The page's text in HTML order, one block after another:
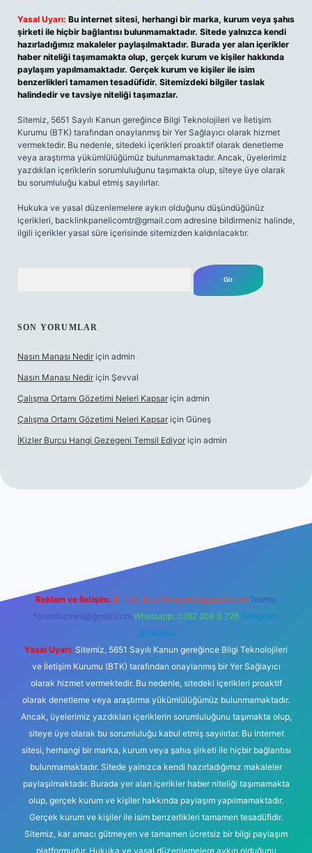
Yasal Uyarı: Bu internet sitesi, herhangi bir marka, kurum veya şahıs
şirketi ile hiçbir bağlantısı bulunmamaktadır. Sitede yalnızca kendi
hazırladığımız makaleler paylaşılmaktadır. Burada yer alan içerikler
haber niteliği taşımamakta olup, gerçek kurum ve kişiler hakkında
paylaşım yapılmamaktadır. Gerçek kurum ve kişiler ile isim
benzerlikleri tamamen tesadüfidir. Sitemizdeki bilgiler taslak
halindedir ve tavsiye niteliği taşımazlar.
Sitemiz, 5651 Sayılı Kanun gereğince Bilgi Teknolojileri ve İletişim
Kurumu (BTK) tarafından onaylanmış bir Yer Sağlayıcı olarak hizmet
vermektedir. Bu nedenle, sitedeki içerikleri proaktif olarak denetleme
veya araştırma yükümlülüğümüz bulunmamaktadır. Ancak, üyelerimiz
yazdıkları içeriklerin sorumluluğunu taşımakta olup, siteye üye olarak
bu sorumluluğu kabul etmiş sayılırlar.
Hukuka ve yasal düzenlemelere aykırı olduğunu düşündüğünüz
içerikleri, backlinkpanelicomtr@gmail.com adresine bildirmeniz halinde,
ilgili içerikler yasal süre içerisinde sitemizden kaldırılacaktır.
SON YORUMLAR
Nasın Manası Nedir için admin
Nasın Manası Nedir için Şevval
Çalışma Ortamı Gözetimi Neleri Kapsar için admin
Çalışma Ortamı Gözetimi Neleri Kapsar için Güneş
İKizler Burcu Hangi Gezegeni Temsil Ediyor için admin
Reklam ve İletişim: E-mail: backlinkpaneli@gmail.com Teams:
forumhizmeti@gmail.com Whatsapp: 0262 606 0 726 Telegram:
@karabul
Yasal Uyarı: Sitemiz, 5651 Sayılı Kanun gereğince Bilgi Teknolojileri
ve İletişim Kurumu (BTK) tarafından onaylanmış bir Yer Sağlayıcı
olarak hizmet vermektedir. Bu nedenle, sitedeki içerikleri proaktif
olarak denetleme veya araştırma yükümlülüğümüz bulunmamaktadır.
Ancak, üyelerimiz yazdıkları içeriklerin sorumluluğunu taşımakta olup,
siteye üye olarak bu sorumluluğu kabul etmiş sayılırlar. Bu internet
sitesi, herhangi bir marka, kurum veya şahıs şirketi ile hiçbir bağlantısı
bulunmamaktadır. Sitede yalnızca kendi hazırladığımız makaleler
paylaşılmaktadır. Burada yer alan içerikler haber niteliği taşımamakta
olup, gerçek kurum ve kişiler hakkında paylaşım yapılmamaktadır.
Gerçek kurum ve kişiler ile isim benzerlikleri tamamen tesadüfidir.
Sitemiz, kar amacı gütmeyen ve tamamen ücretsiz bir bilgi paylaşım
platformudur. Hukuka ve yasal düzenlemelere aykırı olduğunu